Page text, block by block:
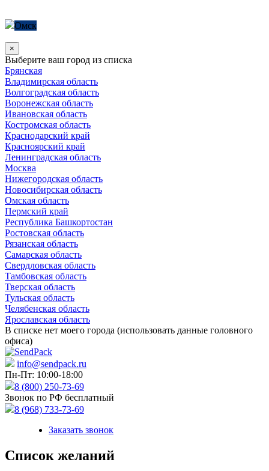
Омск
×
Выберите ваш город из списка
Брянская
Владимирская область
Волгоградская область
Воронежская область
Ивановская область
Костромская область
Краснодарский край
Красноярский край
Ленинградская область
Москва
Нижегородская область
Новосибирская область
Омская область
Пермский край
Республика Башкортостан
Ростовская область
Рязанская область
Самарская область
Свердловская область
Тамбовская область
Тверская область
Тульская область
Челябенская область
Ярославская область
В списке нет моего города (использовать данные головного
офиса)
info@sendpack.ru
Пн-Пт: 10:00-18:00
8 (800) 250-73-69
Звонок по РФ бесплатный
8 (968) 733-73-69
Заказать звонок
Список желаний